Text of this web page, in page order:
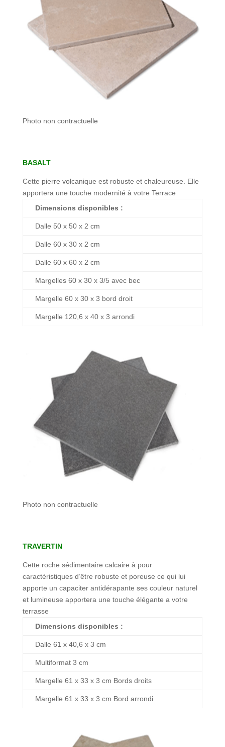
Photo non contractuelle
BASALT
Cette pierre volcanique est robuste et chaleureuse. Elle
apportera une touche modernité à votre Terrace
Dimensions disponibles :
Dalle 50 x 50 x 2 cm
Dalle 60 x 30 x 2 cm
Dalle 60 x 60 x 2 cm
Margelles 60 x 30 x 3/5 avec bec
Margelle 60 x 30 x 3 bord droit
Margelle 120,6 x 40 x 3 arrondi
Photo non contractuelle
TRAVERTIN
Cette roche sédimentaire calcaire à pour
caractéristiques d’être robuste et poreuse ce qui lui
apporte un capaciter antidérapante ses couleur naturel
et lumineuse apportera une touche élégante a votre
terrasse
Dimensions disponibles :
Dalle 61 x 40,6 x 3 cm
Multiformat 3 cm
Margelle 61 x 33 x 3 cm Bords droits
Margelle 61 x 33 x 3 cm Bord arrondi